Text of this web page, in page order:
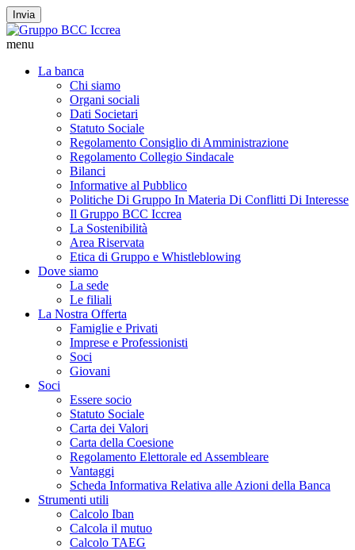
Invia
menu
La banca
Chi siamo
Organi sociali
Dati Societari
Statuto Sociale
Regolamento Consiglio di Amministrazione
Regolamento Collegio Sindacale
Bilanci
Informative al Pubblico
Politiche Di Gruppo In Materia Di Conflitti Di Interesse
Il Gruppo BCC Iccrea
La Sostenibilità
Area Riservata
Etica di Gruppo e Whistleblowing
Dove siamo
La sede
Le filiali
La Nostra Offerta
Famiglie e Privati
Imprese e Professionisti
Soci
Giovani
Soci
Essere socio
Statuto Sociale
Carta dei Valori
Carta della Coesione
Regolamento Elettorale ed Assembleare
Vantaggi
Scheda Informativa Relativa alle Azioni della Banca
Strumenti utili
Calcolo Iban
Calcola il mutuo
Calcolo TAEG